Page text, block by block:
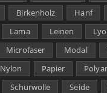
Birkenholz Hanf
Lama Leinen
Microfaser Modal
Nylon Papier
Schurwolle Seide